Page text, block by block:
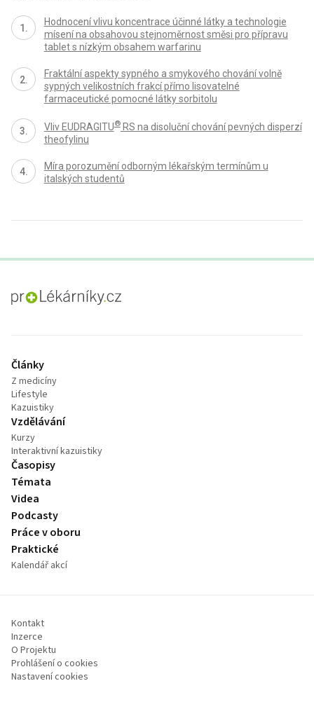
Hodnocení vlivu koncentrace účinné látky a technologie
mísení na obsahovou stejnoměrnost směsi pro přípravu
tablet s nízkým obsahem warfarinu
Fraktální aspekty sypného a smykového chování volně
sypných velikostních frakcí přímo lisovatelné
farmaceutické pomocné látky sorbitolu
Vliv EUDRAGITU®RS na disoluční chování pevných disperzí
theofylinu
Míra porozumění odborným lékařským termínům u
italských studentů
proLékaře.cz
Články
Z medicíny
Lifestyle
Kazuistiky
Vzdělávání
Kurzy
Interaktivní kazuistiky
Časopisy
Témata
Videa
Podcasty
Práce v oboru
Praktické
Kalendář akcí
Kontakt
Inzerce
O Projektu
Prohlášení o cookies
Nastavení cookies